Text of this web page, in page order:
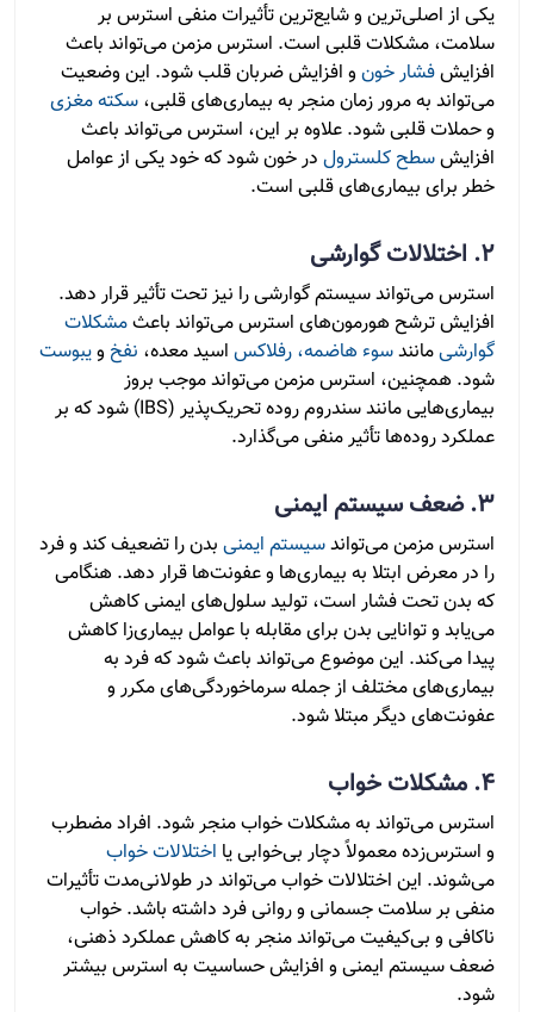
یکی از اصلی‌ترین و شایع‌ترین تأثیرات منفی استرس بر
سلامت، مشکلات قلبی است. استرس مزمن می‌تواند باعث
افزایشفشار خون و افزایش ضربان قلب شود. این وضعیت
می‌تواند به مرور زمان منجر به بیماری‌های قلبی، سکته مغزی
و حملات قلبی شود. علاوه بر این، استرس می‌تواند باعث
افزایشسطح کلسترول در خون شود که خود یکی از عوامل
خطر برای بیماری‌های قلبی است.
2. اختلالات گوارشی
استرس می‌تواند سیستم گوارشی را نیز تحت تأثیر قرار دهد.
افزایش ترشح هورمون‌های استرس می‌تواند باعثمشکلات
گوارشیمانندسوء هاضمه، رفلاکس اسید معده، نفخ ویبوست
شود. همچنین، استرس مزمن می‌تواند موجب بروز
بیماری‌هایی مانند سندروم روده تحریک‌پذیر (IBS) شود که بر
عملکرد روده‌ها تأثیر منفی می‌گذارد.
3. ضعف سیستم ایمنی
استرس مزمن می‌تواندسیستم ایمنی بدن را تضعیف کند و فرد
را در معرض ابتلا به بیماری‌ها و عفونت‌ها قرار دهد. هنگامی
که بدن تحت فشار است، تولید سلول‌های ایمنی کاهش
می‌یابد و توانایی بدن برای مقابله با عوامل بیماری‌زا کاهش
پیدا می‌کند. این موضوع می‌تواند باعث شود که فرد به
بیماری‌های مختلف از جمله سرماخوردگی‌های مکرر و
عفونت‌های دیگر مبتلا شود.
4. مشکلات خواب
استرس می‌تواند به مشکلات خواب منجر شود. افراد مضطرب
و استرس‌زده معمولاً دچار بی‌خوابی یا اختلالات خواب
می‌شوند. این اختلالات خواب می‌تواند در طولانی‌مدت تأثیرات
منفی بر سلامت جسمانی و روانی فرد داشته باشد. خواب
ناکافی و بی‌کیفیت می‌تواند منجر به کاهش عملکرد ذهنی،
ضعف سیستم ایمنی و افزایش حساسیت به استرس بیشتر
شود.